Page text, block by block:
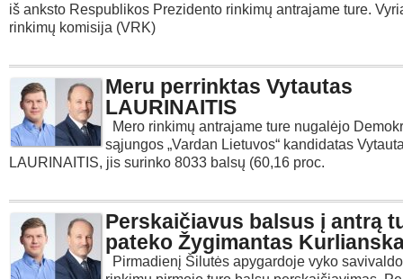
iš anksto Respublikos Prezidento rinkimų antrajame ture.
rinkimų komisija (VRK)
Meru perrinktas Vytautas
LAURINAITIS
Mero rinkimų antrajame ture nugalėjo
sąjungos „Vardan Lietuvos“ kandidatas
LAURINAITIS, jis surinko 8033 balsų (60,16 proc.
Perskaičiavus balsus į antrą
pateko Žygimantas
Pirmadienį Šilutės apygardoje vyko